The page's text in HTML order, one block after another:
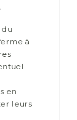
du
à
en
leurs